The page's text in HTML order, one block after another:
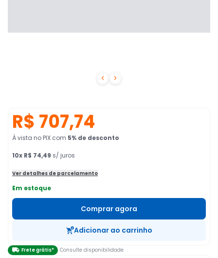
 
R$ 707,74
À vista no PIX com 5% de desconto
10x R$ 74,49 s/ juros
Ver detalhes de parcelamento
Em estoque
Comprar agora
Adicionar ao carrinho
 Frete grátis* Consulte disponibilidade